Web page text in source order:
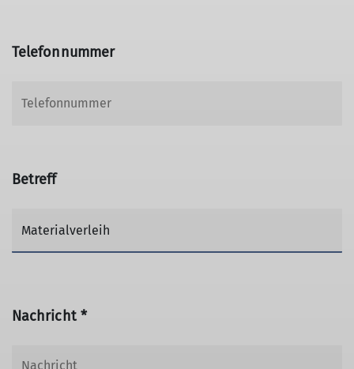
Telefonnummer
Betreff
Nachricht *